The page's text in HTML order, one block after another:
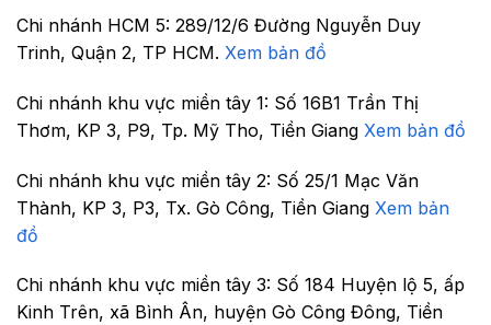
Chi nhánh HCM 5: 289/12/6 Đường Nguyễn Duy
Trinh, Quận 2, TP HCM. Xem bản đồ
Chi nhánh khu vực miền tây 1: Số 16B1 Trần Thị
Thơm, KP 3, P9, Tp. Mỹ Tho, Tiền Giang Xem bản đồ
Chi nhánh khu vực miền tây 2: Số 25/1 Mạc Văn
Thành, KP 3, P3, Tx. Gò Công, Tiền Giang Xem bản
đồ
Chi nhánh khu vực miền tây 3: Số 184 Huyện lộ 5, ấp
Kinh Trên, xã Bình Ân, huyện Gò Công Đông, Tiền